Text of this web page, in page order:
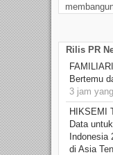
Rilis PR
Bertemu
3 jam
HIKSEMI
Data
Indonesia
di Asia